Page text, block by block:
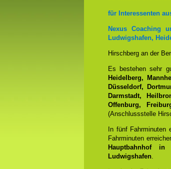
für Interessenten
Nexus Coaching
Ludwigshafen,
Hirschberg an der
Es bestehen sehr
Heidelberg,
Düsseldorf,
Darmstadt,
Offenburg,
(Anschlussstelle
In fünf Fahrminuten
Fahrminuten
Hauptbahnhof in
Ludwigshafen.